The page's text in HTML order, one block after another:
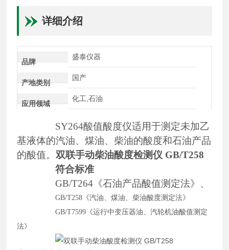
详细介绍
品牌
盛泰仪器
产地类别
国产
应用领域
化工,石油
SY264酸值酸度仪适用于测定未加乙
基液体的汽油、煤油、柴油的酸度和石油产品
的酸值。双联手动柴油酸度检测仪 GB/T258
符合标准
GB/T264《石油产品酸值测定法》、
GB/T258《汽油、煤油、柴油酸度测定法》
GB/T7599《运行中变压器油、汽轮机油酸值测定
法》